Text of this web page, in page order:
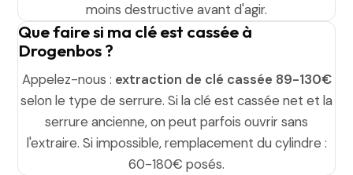
moins destructive avant d'agir.
Que faire si ma clé est cassée à
Drogenbos ?
Appelez-nous : extraction de clé cassée 89-130€
selon le type de serrure. Si la clé est cassée net et la
serrure ancienne, on peut parfois ouvrir sans
l'extraire. Si impossible, remplacement du cylindre :
60-180€ posés.